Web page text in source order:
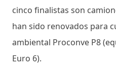
cinco finalistas son
han sido renovados para
ambiental Proconve P8
Euro 6).